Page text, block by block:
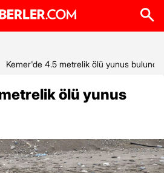
Kemer'de 4.5 metrelik ölü yunus bulundu
ölü yunus